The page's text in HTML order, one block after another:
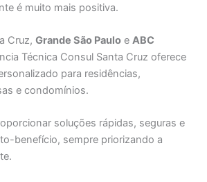
é muito mais positiva.
Cruz,Grande São Paulo eABC
Técnica Consul Santa Cruz oferece
para residências,
e condomínios.
soluções rápidas, seguras e
benefício, sempre priorizando a